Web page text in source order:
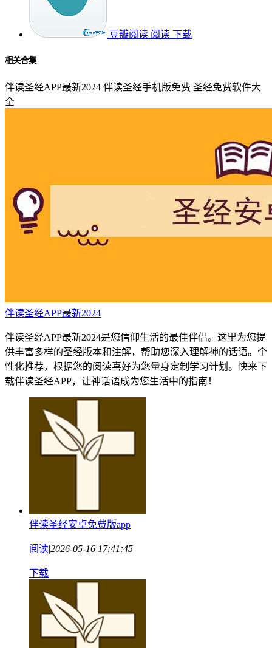
豆瓣阅读 阅读 下载
相关合集
伴读圣经APP最新2024 伴读圣经手机版免费 圣经免费软件大
全
伴读圣经APP最新2024
伴读圣经APP最新2024是您信仰生活的最佳伴侣。这里为您提
供丰富多样的圣经版本和注解，帮助您深入理解神的话语。个
性化推荐，根据您的阅读喜好为您量身定制学习计划。快来下
载伴读圣经APP，让神话语成为您生活中的指南！
伴读圣经安卓免费版app
阅读|2026-05-16 17:41:45
下载